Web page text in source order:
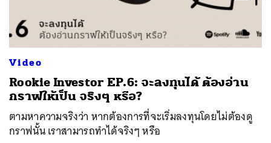
Video
Rookie Investor EP.6: จะลงทุนได้ ต้องอ่าน
กราฟให้เป็น จริงๆ หรือ?
ตามหาความจริงว่า หากต้องการที่จะเริ่มลงทุนโดยไม่ต้องดู
กราฟนั้น เราสามารถทำได้จริงๆ หรือ